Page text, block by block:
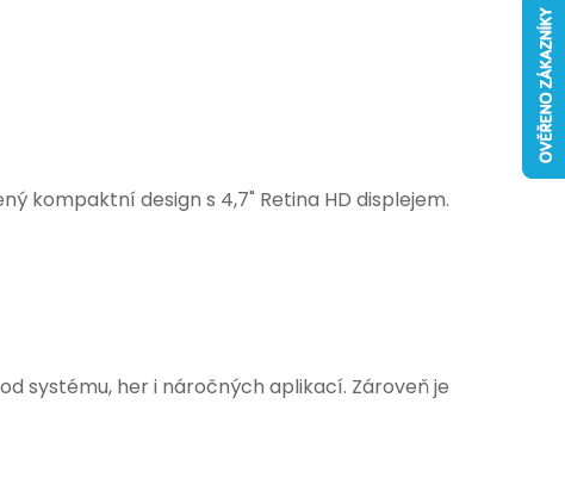
kompaktní design s 4,7" Retina HD displejem.
systému, her i náročných aplikací. Zároveň je